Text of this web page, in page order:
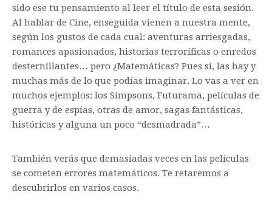
sido ese tu pensamiento al leer el título de esta sesión.
Al hablar de Cine, enseguida vienen a nuestra mente,
según los gustos de cada cual: aventuras arriesgadas,
romances apasionados, historias terroríficas o enredos
desternillantes… pero ¿Matemáticas? Pues sí, las hay y
muchas más de lo que podías imaginar. Lo vas a ver en
muchos ejemplos: los Simpsons, Futurama, películas de
guerra y de espías, otras de amor, sagas fantásticas,
históricas y alguna un poco “desmadrada”…
También verás que demasiadas veces en las películas
se cometen errores matemáticos. Te retaremos a
descubrirlos en varios casos.